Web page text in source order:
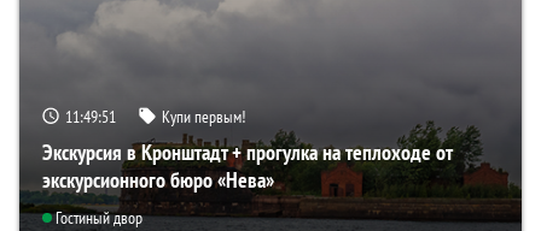
11:49:50 Купи первым!
Экскурсия в Кронштадт + прогулка на теплоходе от
экскурсионного бюро «Нева»
Гостиный двор